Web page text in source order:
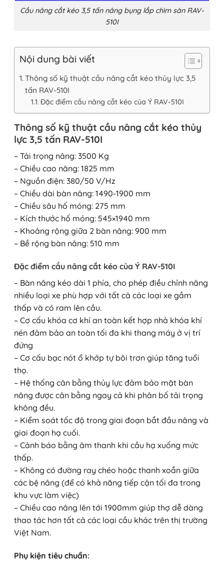
Cầu nâng cắt kéo 3,5 tấn nâng bụng lắp chìm sàn RAV-
510I
Nội dung bài viết
Thông số kỹ thuật cầu nâng cắt kéo thủy lực 3,5
tấn RAV-510I
Đặc điểm cầu nâng cắt kéo của Ý RAV-510I
Thông số kỹ thuật cầu nâng cắt kéo thủy
lực 3,5 tấn RAV-510I
– Tải trọng nâng: 3500 Kg
– Chiều cao nâng: 1825 mm
– Nguồn điện: 380/50 V/Hz
– Chiều dài bàn nâng: 1490-1900 mm
– Chiều sâu hố móng: 275 mm
– Kích thước hố móng: 545×1940 mm
– Khoảng rộng giữa 2 bàn nâng: 900 mm
– Bề rộng bàn nâng: 510 mm
Đặc điểm cầu nâng cắt kéo của Ý RAV-510I
– Bàn nâng kéo dài 1 phía, cho phép điều chỉnh nâng
nhiều loại xe phù hợp với tất cả các loại xe gầm
thấp và có ram lên cầu.
– Cơ cấu khóa cơ khí an toàn kết hợp nhả khóa khí
nén đảm bảo an toàn tối đa khi thang máy ở vị trí
đứng
– Cơ cấu bạc nót ổ khớp tự bôi trơn giúp tăng tuổi
thọ.
– Hệ thống cân bằng thủy lực đảm bảo mặt bàn
nâng được cân bằng ngay cả khi phân bố tải trọng
không đều.
– Kiểm soát tốc độ trong giai đoạn bắt đầu nâng và
giai đoạn hạ cuối.
– Cảnh báo bằng âm thanh khi cầu hạ xuống mức
thấp.
– Không có đường ray chéo hoặc thanh xoắn giữa
các bệ nâng (để có khả năng tiếp cận tối đa trong
khu vực làm việc)
– Chiều cao nâng lên tới 1900mm giúp thợ dễ dàng
thao tác hơn tất cả các loại cầu khác trên thị trường
Việt Nam.
Phụ kiện tiêu chuẩn: